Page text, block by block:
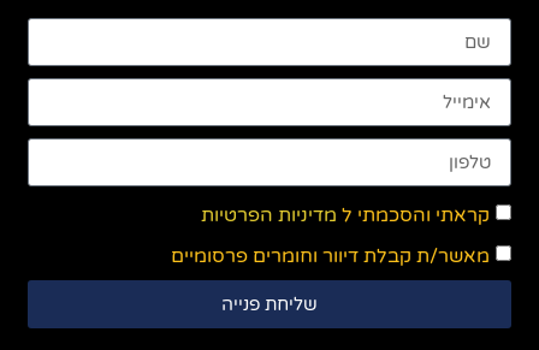
קראתי והסכמתי ל מדיניות הפרטיות
מאשר/ת קבלת דיוור וחומרים פרסומיים
שליחת פנייה